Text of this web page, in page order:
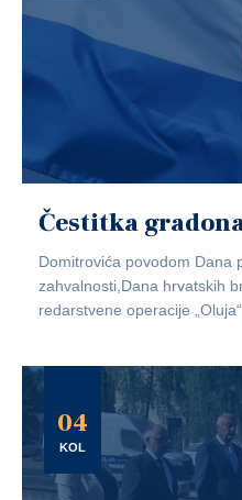
Čestitka
Domitrovića povodom Dana
zahvalnosti,Dana hrvatskih
redarstvene operacije „Oluja“
04
KOL